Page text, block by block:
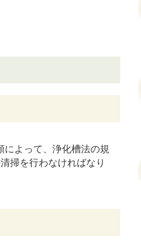
よって、浄化槽法の規
掃を行わなければなり